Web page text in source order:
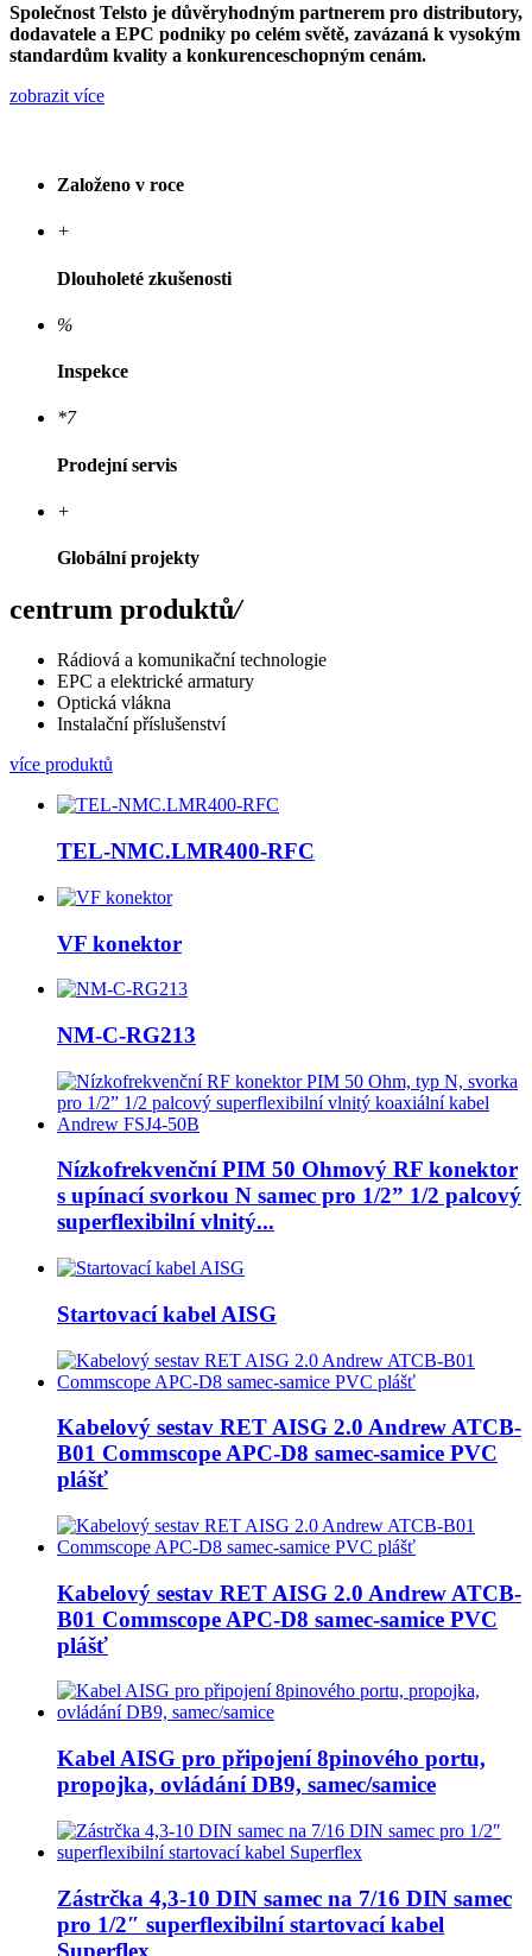
Společnost Telsto je důvěryhodným partnerem pro distributory,
dodavatele a EPC podniky po celém světě, zavázaná k vysokým
standardům kvality a konkurenceschopným cenám.
zobrazit více
Založeno v roce
+
Dlouholeté zkušenosti
%
Inspekce
*7
Prodejní servis
+
Globální projekty
centrum produktů/
Rádiová a komunikační technologie
EPC a elektrické armatury
Optická vlákna
Instalační příslušenství
více produktů
TEL-NMC.LMR400-RFC
VF konektor
NM-C-RG213
Nízkofrekvenční PIM 50 Ohmový RF konektor
s upínací svorkou N samec pro 1/2” 1/2 palcový
superflexibilní vlnitý...
Startovací kabel AISG
Kabelový sestav RET AISG 2.0 Andrew ATCB-
B01 Commscope APC-D8 samec-samice PVC
plášť
Kabelový sestav RET AISG 2.0 Andrew ATCB-
B01 Commscope APC-D8 samec-samice PVC
plášť
Kabel AISG pro připojení 8pinového portu,
propojka, ovládání DB9, samec/samice
Zástrčka 4,3-10 DIN samec na 7/16 DIN samec
pro 1/2″ superflexibilní startovací kabel
Superflex